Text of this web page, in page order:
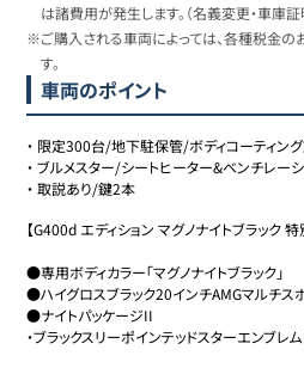
は諸費用が発生します。（名義変更・車庫証
※ご購入される車両によっては、各種税金
す。
車両のポイント
・ 限定300台/地下駐保管/ボディコーティン
・ブルメスター/シートヒーター&ベンチレー
・取説あり/鍵2本
【G400d エディション マグノナイトブラック 特
●専用ボディカラー「マグノナイトブラック」
●ハイグロスブラック20インチAMGマルチス
●ナイトパッケージII
・ブラックスリーポインテッドスターエンブレム